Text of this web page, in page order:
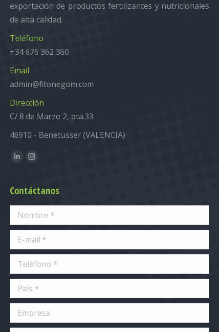
exportación de productos fertilizantes y nutricionales
de alta calidad.
Teléfono
+34 676 362 360
Email
admin@fitonegom.com
Dirección
C/ 8 de Marzo 2, pta.33
46910 - Benetusser (VALENCIA)
Encuéntranos en:
LinkedinInstagram
Contáctanos
Nombre *
E-mail *
Teléfono *
País *
Empresa